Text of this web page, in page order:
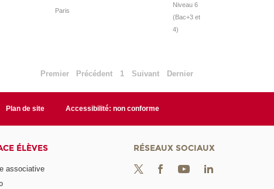
Paris
Niveau 6
(Bac+3 et
4)
Premier Précédent 1 Suivant Dernier
Plan de site Accessibilité: non conforme
ÉLÈVES
associative
RÉSEAUX SOCIAUX